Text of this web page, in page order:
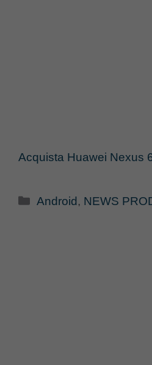
Acquista Huawei Nexus
Categorie
Android , NEWS